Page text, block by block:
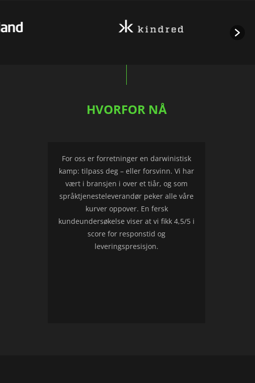
HVORFOR NÅ
For oss er forretninger en darwinistisk
kamp: tilpass deg – eller forsvinn. Vi har
vært i bransjen i over et tiår, og som
språk­tjenesteleverandør peker alle våre
kurver oppover. En fersk
kundeundersøkelse viser at vi fikk 4,5/5 i
score for responstid og
leveringspresisjon.